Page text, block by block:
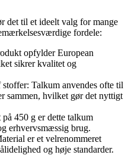
det til et ideelt valg for mange
fordele:
opfylder European
sikrer kvalitet og
Talkum anvendes ofte til
sammen, hvilket gør det nyttigt
450 g er dette talkum
erhvervsmæssig brug.
er et velrenommeret
og høje standarder.